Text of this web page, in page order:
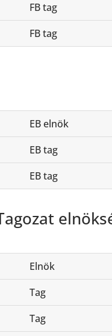
FB tag
FB tag
EB elnök
EB tag
EB tag
Elnök
Tag
Tag